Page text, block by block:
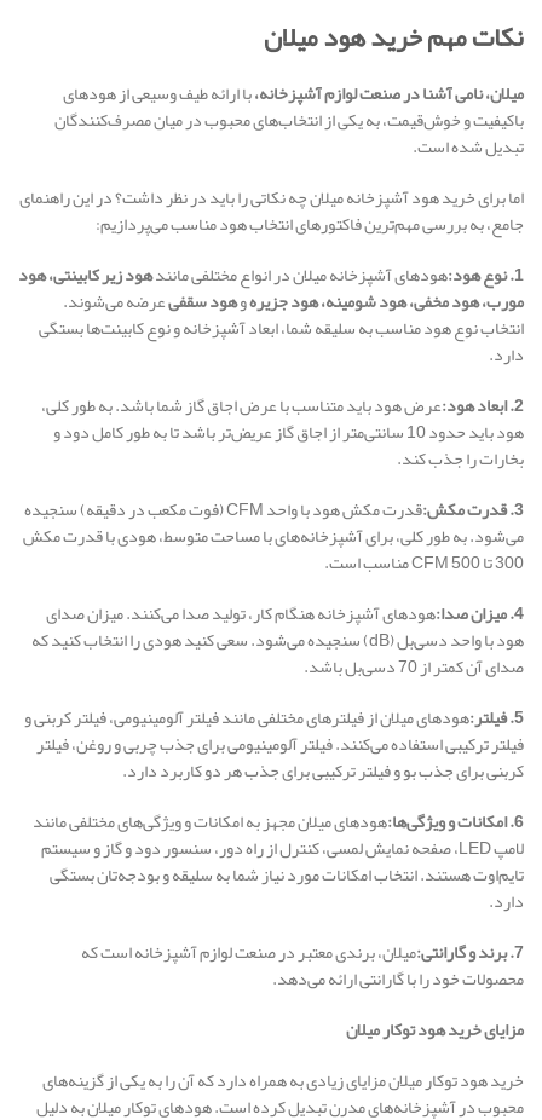
نکات مهم خرید هود میلان
میلان، نامی آشنا در صنعت لوازم آشپزخانه،با ارائه طیف وسیعی از هودهای
باکیفیت و خوش‌قیمت، به یکی از انتخاب‌های محبوب در میان مصرف‌کنندگان
تبدیل شده است.
اما برای خرید هود آشپزخانه میلان چه نکاتی را باید در نظر داشت؟ در این راهنمای
جامع، به بررسی مهم‌ترین فاکتورهای انتخاب هود مناسب می‌پردازیم:
1. نوع هود:
هودهای آشپزخانه میلان در انواع مختلفی مانندهود زیر کابینتی، هود
مورب، هود مخفی، هود شومینه، هود جزیرهوهود سقفیعرضه می‌شوند.
انتخاب نوع هود مناسب به سلیقه شما، ابعاد آشپزخانه و نوع کابینت‌ها بستگی
دارد.
2. ابعاد هود:
عرض هود باید متناسب با عرض اجاق گاز شما باشد. به طور کلی،
هود باید حدود 10 سانتی‌متر از اجاق گاز عریض‌تر باشد تا به طور کامل دود و
بخارات را جذب کند.
3. قدرت مکش:
قدرت مکش هود با واحد CFM (فوت مکعب در دقیقه) سنجیده
می‌شود. به طور کلی، برای آشپزخانه‌های با مساحت متوسط، هودی با قدرت مکش
300 تا 500 CFM مناسب است.
4. میزان صدا:
هودهای آشپزخانه هنگام کار، تولید صدا می‌کنند. میزان صدای
هود با واحد دسی‌بل (dB) سنجیده می‌شود. سعی کنید هودی را انتخاب کنید که
صدای آن کمتر از 70 دسی‌بل باشد.
5. فیلتر:
هودهای میلان از فیلترهای مختلفی مانند فیلتر آلومینیومی، فیلتر کربنی و
فیلتر ترکیبی استفاده می‌کنند. فیلتر آلومینیومی برای جذب چربی و روغن، فیلتر
کربنی برای جذب بو و فیلتر ترکیبی برای جذب هر دو کاربرد دارد.
6. امکانات و ویژگی‌ها:
هودهای میلان مجهز به امکانات و ویژگی‌های مختلفی مانند
لامپ LED، صفحه نمایش لمسی، کنترل از راه دور، سنسور دود و گاز و سیستم
تایم‌اوت هستند. انتخاب امکانات مورد نیاز شما به سلیقه و بودجه‌تان بستگی
دارد.
7. برند و گارانتی:
میلان، برندی معتبر در صنعت لوازم آشپزخانه است که
محصولات خود را با گارانتی ارائه می‌دهد.
مزایای خرید هود توکار میلان
خرید هود توکار میلان مزایای زیادی به همراه دارد که آن را به یکی از گزینه‌های
محبوب در آشپزخانه‌های مدرن تبدیل کرده است. هودهای توکار میلان به دلیل